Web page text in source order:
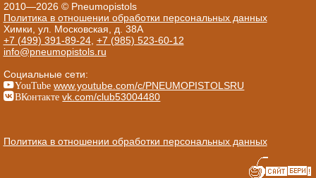
2010—2026 © Pneumopistols
Политика в отношении обработки персональных данных
Химки, ул. Московская, д. 38А
+7 (499) 391-89-24, +7 (985) 523-60-12
info@pneumopistols.ru
Социальные сети:
YouTube www.youtube.com/c/PNEUMOPISTOLSRU
ВКонтакте vk.com/club53004480
Политика в отношении обработки персональных данных